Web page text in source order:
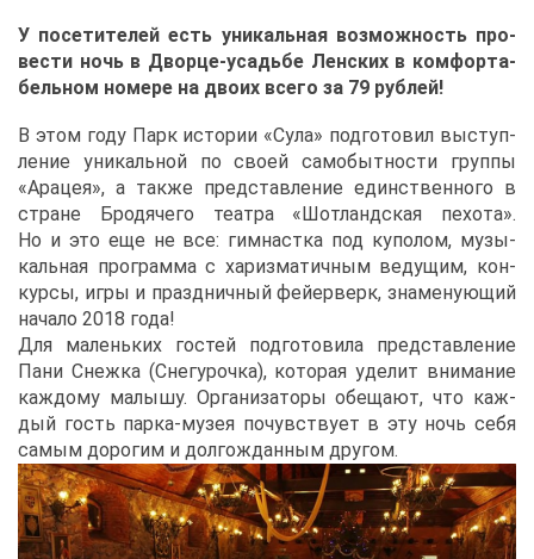
У по­се­ти­те­лей есть уни­каль­ная воз­мож­ность про­
ве­сти ночь в Двор­це-усадь­бе Лен­ских в ком­фор­та­
бель­ном но­ме­ре на дво­их все­го за 79 руб­лей!
В этом го­ду Парк ис­то­рии «Су­ла» под­го­то­вил вы­ступ­
ле­ние уни­каль­ной по сво­ей са­мо­быт­но­сти груп­пы
«Ара­цея», а та­к­же пред­став­ле­ние един­ствен­но­го в
стране Бро­дя­че­го те­ат­ра «Шот­ланд­ская пе­хо­та».
Но и это еще не все: гим­наст­ка под ку­по­лом, му­зы­
каль­ная про­грам­ма с ха­риз­ма­тич­ным ве­ду­щим, кон­
кур­сы, иг­ры и празд­нич­ный фей­ер­верк, зна­ме­ну­ю­щий
на­ча­ло 2018 го­да!
Для ма­лень­ких го­стей под­го­то­ви­ла пред­став­ле­ние
Па­ни Снеж­ка (Сне­гу­роч­ка), ко­то­рая уде­лит вни­ма­ние
каж­до­му ма­лы­шу. Ор­га­ни­за­то­ры обе­ща­ют, что каж­
дый гость пар­ка-му­зея по­чув­ству­ет в эту ночь се­бя
са­мым до­ро­гим и дол­го­ждан­ным дру­гом.